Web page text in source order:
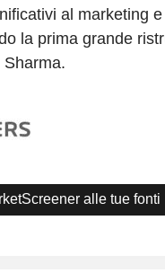
al marketing
la prima grande
alle tue fonti